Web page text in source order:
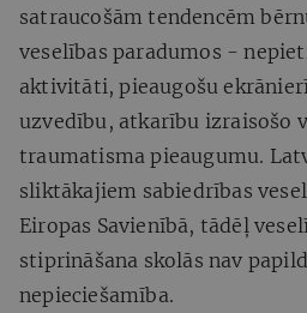
satraucošām tendencēm
veselības paradumos -
aktivitāti, pieaugošu
uzvedību, atkarību izraisošo
traumatisma pieaugumu.
sliktākajiem sabiedrības
Eiropas Savienībā, tādēļ
stiprināšana skolās nav
nepieciešamība.